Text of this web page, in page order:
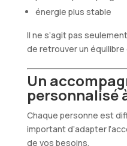
énergie plus stable
Il ne s’agit pas
de retrouver un équilibre
Un
personnalisé
Chaque personne est
important d’adapter
de vos besoins.